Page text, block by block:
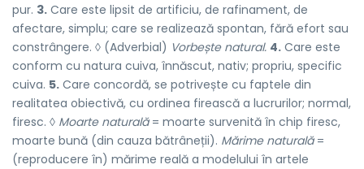
pur. 3. Care este lipsit de artificiu, de rafinament, de
afectare, simplu; care se realizează spontan, fără efort sau
constrângere. ◊ (Adverbial) Vorbește natural. 4. Care este
conform cu natura cuiva, înnăscut, nativ; propriu, specific
cuiva. 5. Care concordă, se potrivește cu faptele din
realitatea obiectivă, cu ordinea firească a lucrurilor; normal,
firesc. ◊ Moarte naturală= moarte survenită în chip firesc,
moarte bună (din cauza bătrâneții). Mărime naturală=
(reproducere în) mărime reală a modelului în artele